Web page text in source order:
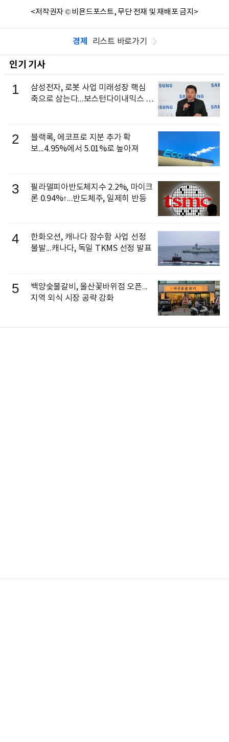
<저작권자 © 비욘드포스트, 무단 전재 및 재배포 금지>
경제 리스트 바로가기
인기 기사
1
삼성전자, 로봇 사업 미래성장 핵심
축으로 삼는다...보스턴다이내믹스 출
2
블랙록, 에코프로 지분 추가 확
보...4.95%에서 5.01%로 높아져
3
필라델피아반도체지수 2.2%, 마이크
론 0.94%↑...반도체주, 일제히 반등
4
한화오션, 캐나다 잠수함 사업 선정
불발...캐나다, 독일 TKMS 선정 발표
5
백양숯불갈비, 울산꽃바위점 오픈...
지역 외식 시장 공략 강화